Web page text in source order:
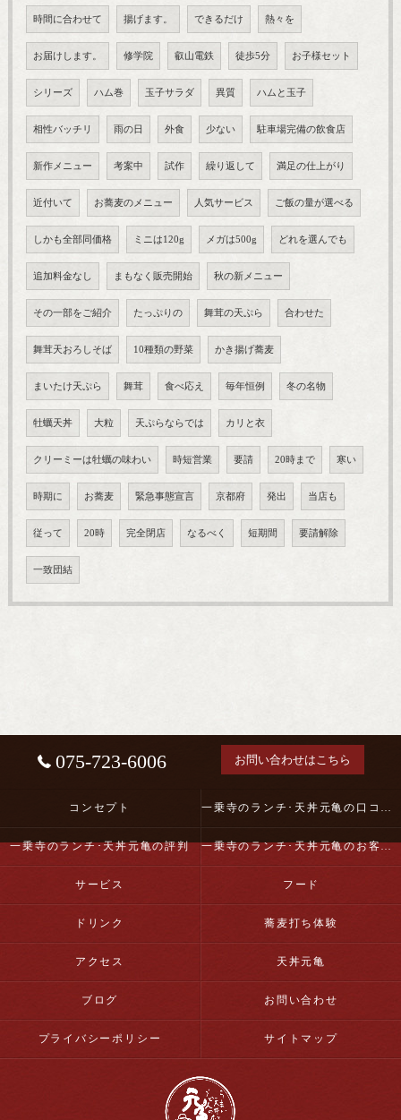
時間に合わせて 揚げます。 できるだけ 熱々を
お届けします。 修学院 叡山電鉄 徒歩5分 お子様セット
シリーズ ハム巻 玉子サラダ 異質 ハムと玉子
相性バッチリ 雨の日 外食 少ない 駐車場完備の飲食店
新作メニュー 考案中 試作 繰り返して 満足の仕上がり
近付いて お蕎麦のメニュー 人気サービス ご飯の量が選べる
しかも全部同価格 ミニは120g メガは500g どれを選んでも
追加料金なし まもなく販売開始 秋の新メニュー
その一部をご紹介 たっぷりの 舞茸の天ぷら 合わせた
舞茸天おろしそば 10種類の野菜 かき揚げ蕎麦
まいたけ天ぷら 舞茸 食べ応え 毎年恒例 冬の名物
牡蠣天丼 大粒 天ぷらならでは カリと衣
クリーミーは牡蠣の味わい 時短営業 要請 20時まで 寒い
時期に お蕎麦 緊急事態宣言 京都府 発出 当店も
従って 20時 完全閉店 なるべく 短期間 要請解除
一致団結
075-723-6006 お問い合わせはこちら
コンセプト 一乗寺のランチ･天丼元亀の口コミ情報
一乗寺のランチ･天丼元亀の評判 一乗寺のランチ･天丼元亀のお客様の声
サービス フード
ドリンク 蕎麦打ち体験
アクセス 天丼元亀
ブログ お問い合わせ
プライバシーポリシー サイトマップ